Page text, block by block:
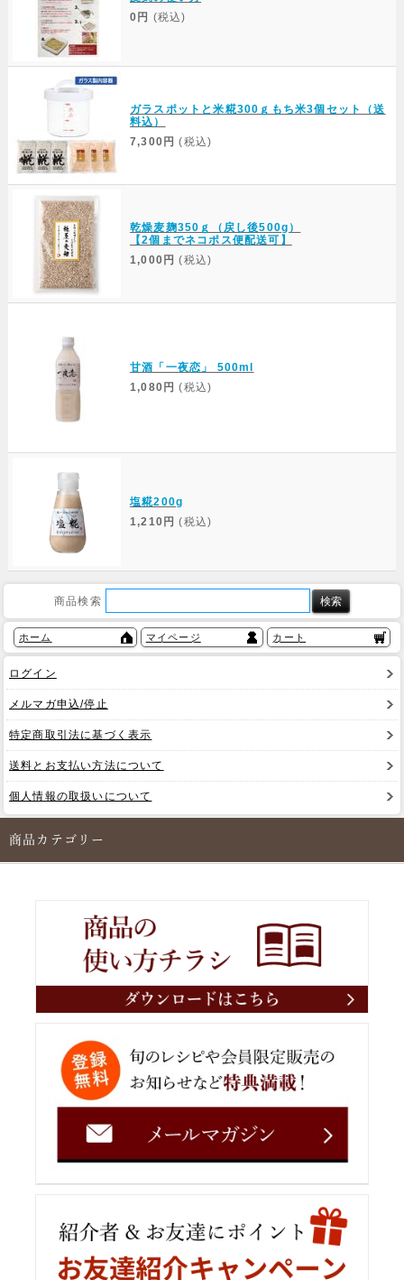
0円 (税込)
ガラスポットと米糀300ｇもち米3個セット（送
料込）
7,300円 (税込)
乾燥麦麹350ｇ（戻し後500g）
【2個までネコポス便配送可】
1,000円 (税込)
甘酒「一夜恋」 500ml
1,080円 (税込)
塩糀200g
1,210円 (税込)
商品検索
ホーム マイページ カート
ログイン
メルマガ申込/停止
特定商取引法に基づく表示
送料とお支払い方法について
個人情報の取扱いについて
商品カテゴリー